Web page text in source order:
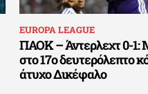
EUROPA LEAGUE
ΠΑΟΚ – Άντερλεχτ 0-1:
στο 17ο δευτερόλεπτο
άτυχο Δικέφαλο